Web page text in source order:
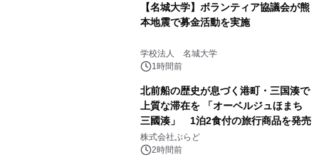
【名城大学】ボランティア協議会が熊
本地震で募金活動を実施
学校法人 名城大学
1時間前
北前船の歴史が息づく港町・三国湊で
上質な滞在を 「オーベルジュほまち
三國湊」 1泊2食付の旅行商品を発売
株式会社ぷらど
2時間前